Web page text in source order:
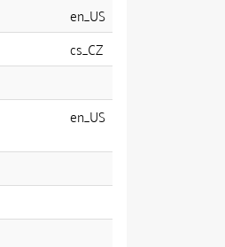
en_US
cs_CZ
en_US